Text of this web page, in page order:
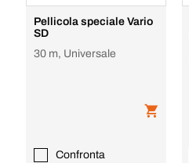
Pellicola speciale Vario
SD
30 m, Universale
Confronta